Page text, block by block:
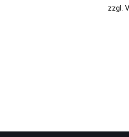
zzgl.